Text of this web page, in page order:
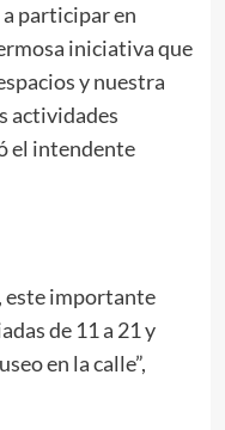
participar en
iniciativa que
y nuestra
actividades
el intendente
este importante
de 11 a 21 y
en la calle”,